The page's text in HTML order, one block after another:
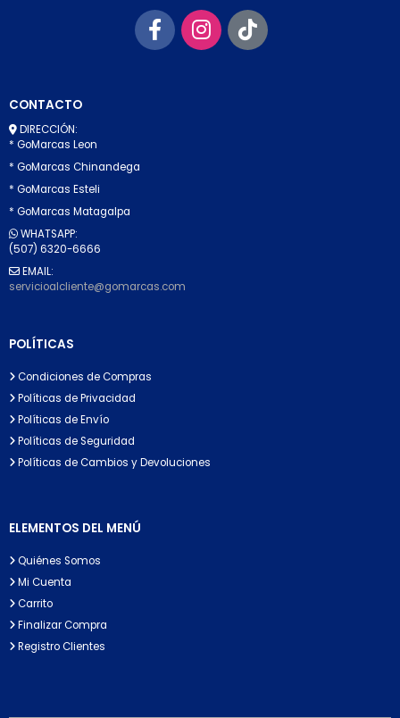
CONTACTO
DIRECCIÓN:
* GoMarcas Leon
* GoMarcas Chinandega
* GoMarcas Esteli
* GoMarcas Matagalpa
WHATSAPP:
(507) 6320-6666
EMAIL:
servicioalcliente@gomarcas.com
POLÍTICAS
Condiciones de Compras
Políticas de Privacidad
Políticas de Envío
Políticas de Seguridad
Políticas de Cambios y Devoluciones
ELEMENTOS DEL MENÚ
Quiénes Somos
Mi Cuenta
Carrito
Finalizar Compra
Registro Clientes